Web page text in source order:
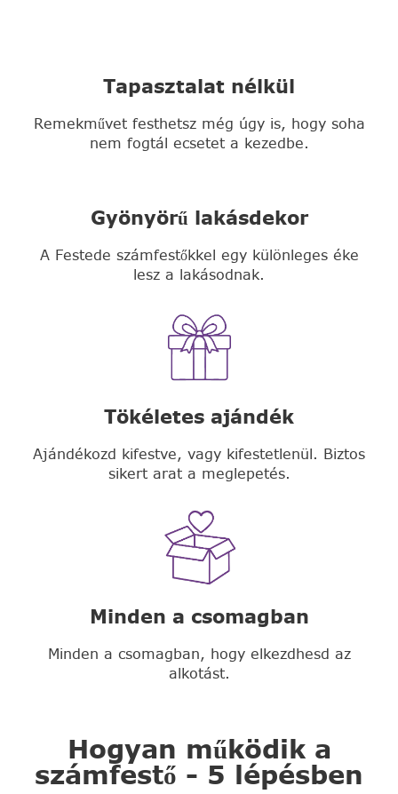
Tapasztalat nélkül
Remekművet festhetsz még úgy is, hogy soha
nem fogtál ecsetet a kezedbe.
Gyönyörű lakásdekor
A Festede számfestőkkel egy különleges éke
lesz a lakásodnak.
Tökéletes ajándék
Ajándékozd kifestve, vagy kifestetlenül. Biztos
sikert arat a meglepetés.
Minden a csomagban
Minden a csomagban, hogy elkezdhesd az
alkotást.
Hogyan működik a
számfestő - 5 lépésben